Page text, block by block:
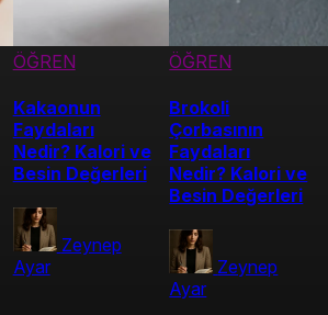
ÖĞREN
Kakaonun
Faydaları
Nedir? Kalori ve
Besin Değerleri
Zeynep
Ayar
ÖĞREN
Brokoli
Çorbasının
Faydaları
Nedir? Kalori ve
Besin Değerleri
Zeynep
Ayar